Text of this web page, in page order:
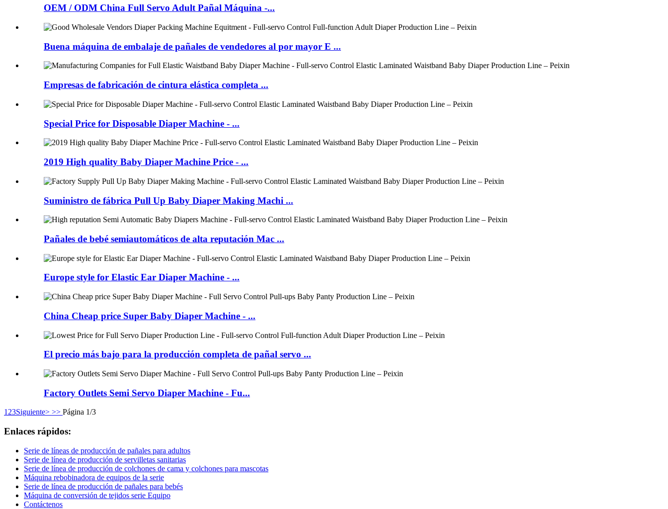
OEM / ODM China Full Servo Adult Pañal Máquina -...
Buena máquina de embalaje de pañales de vendedores al por mayor E ...
Empresas de fabricación de cintura elástica completa ...
Special Price for Disposable Diaper Machine - ...
2019 High quality Baby Diaper Machine Price - ...
Suministro de fábrica Pull Up Baby Diaper Making Machi ...
Pañales de bebé semiautomáticos de alta reputación Mac ...
Europe style for Elastic Ear Diaper Machine - ...
China Cheap price Super Baby Diaper Machine - ...
El precio más bajo para la producción completa de pañal servo ...
Factory Outlets Semi Servo Diaper Machine - Fu...
123Siguiente> >> Página 1/3
Enlaces rápidos:
Serie de líneas de producción de pañales para adultos
Serie de línea de producción de servilletas sanitarias
Serie de línea de producción de colchones de cama y colchones para mascotas
Máquina rebobinadora de equipos de la serie
Serie de línea de producción de pañales para bebés
Máquina de conversión de tejidos serie Equipo
Contáctenos